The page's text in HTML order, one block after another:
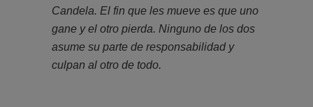
Candela. El fin que les mueve es que uno
gane y el otro pierda. Ninguno de los dos
asume su parte de responsabilidad y
culpan al otro de todo.